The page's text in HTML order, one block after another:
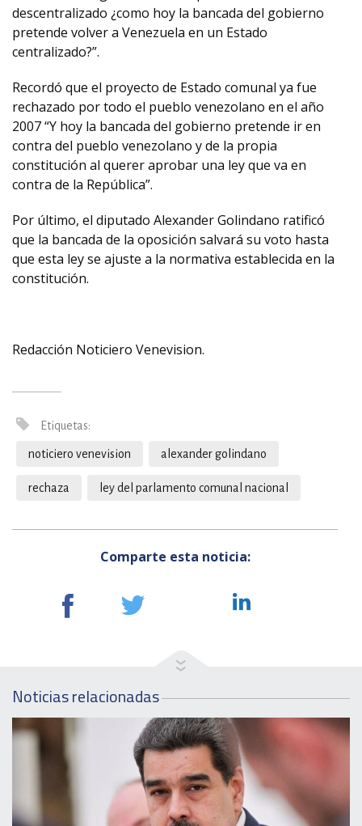
descentralizado ¿como hoy la bancada del gobierno
pretende volver a Venezuela en un Estado
centralizado?”.
Recordó que el proyecto de Estado comunal ya fue
rechazado por todo el pueblo venezolano en el año
2007 “Y hoy la bancada del gobierno pretende ir en
contra del pueblo venezolano y de la propia
constitución al querer aprobar una ley que va en
contra de la República”.
Por último, el diputado Alexander Golindano ratificó
que la bancada de la oposición salvará su voto hasta
que esta ley se ajuste a la normativa establecida en la
constitución.
Redacción Noticiero Venevision.
Etiquetas:
noticiero venevision alexander golindano
rechaza ley del parlamento comunal nacional
Comparte esta noticia:
Noticias relacionadas